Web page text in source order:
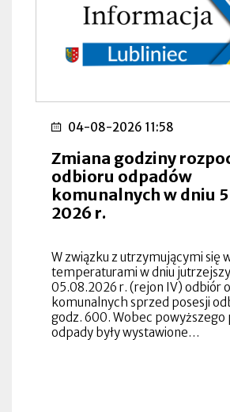
04-08-2026 11:58
Zmiana godziny
odbioru odpadów
komunalnych w dniu
2026 r.
W związku z utrzymującymi się
temperaturami w dniu
05.08.2026 r. (rejon IV) odbiór
komunalnych sprzed posesji
godz. 600. Wobec powyższego
odpady były wystawione…